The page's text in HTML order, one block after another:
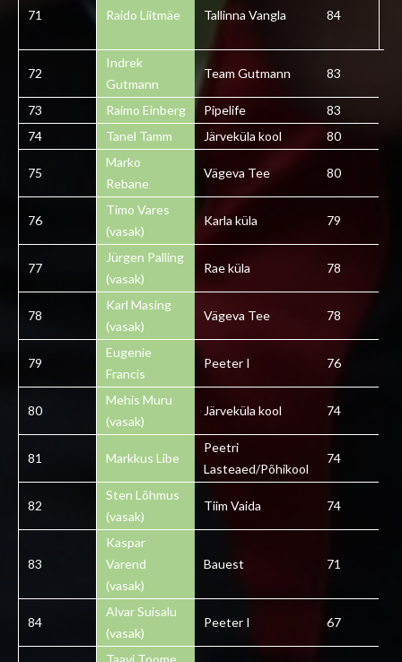
71 Raido Liitmäe Tallinna Vangla 84
72
Indrek
Gutmann
Team Gutmann 83
73 Raimo Einberg Pipelife
83
74
Tanel Tamm Järveküla kool 80
75
Marko
Rebane
Vägeva Tee 80
76
Timo Vares
(vasak)
Karla küla 79
77
Jürgen Palling
(vasak)
Rae küla 78
78
Karl Masing
(vasak)
Vägeva Tee 78
79
Eugenie
Francis
Peeter I 76
80
Mehis Muru
(vasak)
Järveküla kool 74
81 Markkus Libe
Peetri
Lasteaed/Põhikool
74
82
Sten Lõhmus
(vasak)
Tiim Vaida 74
83
Kaspar
Varend
(vasak)
Bauest 71
84
Alvar Suisalu
(vasak)
Peeter I 67
Taavi Toome